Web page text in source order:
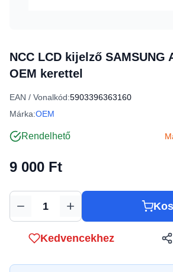
NCC LCD kijelző SAMSUNG
OEM kerettel
EAN / Vonalkód:5903396363160
Márka:OEM
Rendelhető
9 000 Ft
Mennyiség
Kedvencekhez